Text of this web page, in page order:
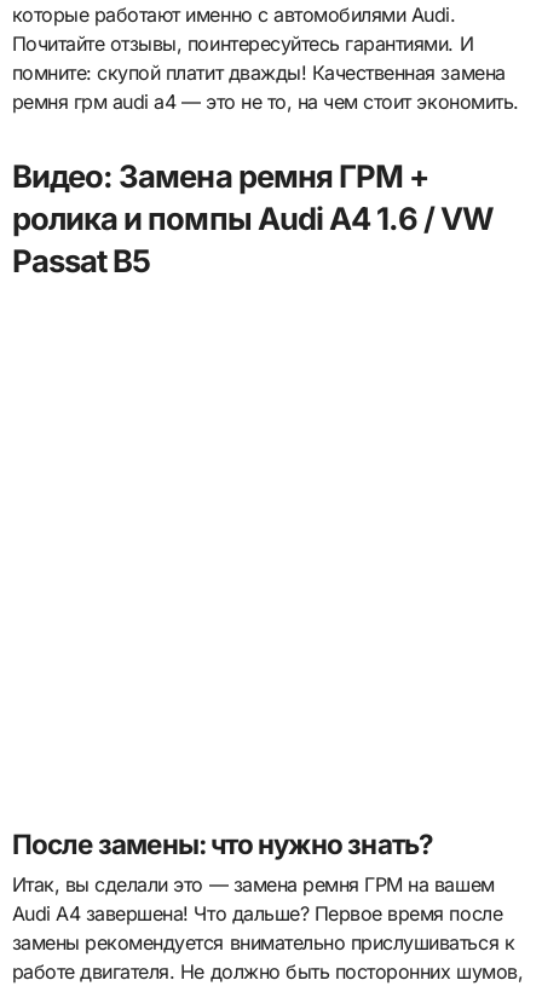
которые работают именно с автомобилями Audi.
Почитайте отзывы, поинтересуйтесь гарантиями. И
помните: скупой платит дважды! Качественная замена
ремня грм audi a4 — это не то, на чем стоит экономить.
Видео: Замена ремня ГРМ +
ролика и помпы Audi A4 1.6 / VW
Passat B5
После замены: что нужно знать?
Итак, вы сделали это — замена ремня ГРМ на вашем
Audi A4 завершена! Что дальше? Первое время после
замены рекомендуется внимательно прислушиваться к
работе двигателя. Не должно быть посторонних шумов,